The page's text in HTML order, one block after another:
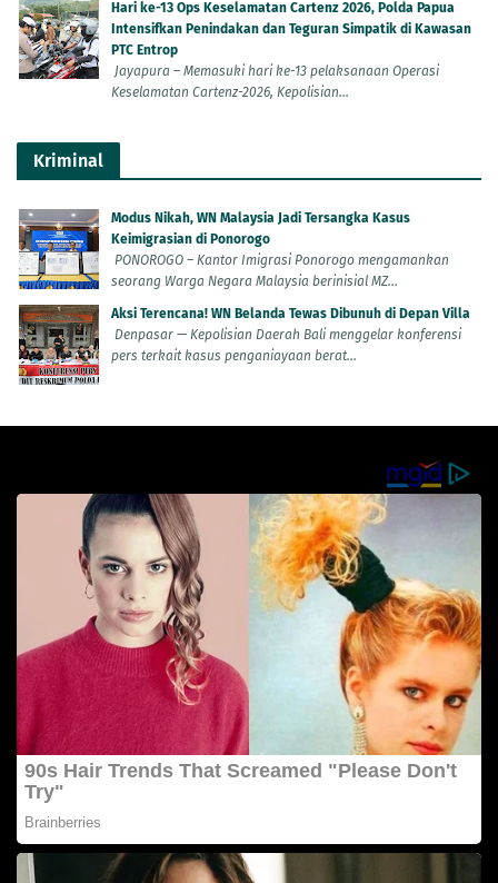
Hari ke-13 Ops Keselamatan Cartenz 2026, Polda Papua
Intensifkan Penindakan dan Teguran Simpatik di Kawasan
PTC Entrop
Jayapura – Memasuki hari ke-13 pelaksanaan Operasi
Keselamatan Cartenz-2026, Kepolisian...
Kriminal
Modus Nikah, WN Malaysia Jadi Tersangka Kasus
Keimigrasian di Ponorogo
PONOROGO – Kantor Imigrasi Ponorogo mengamankan
seorang Warga Negara Malaysia berinisial MZ...
Aksi Terencana! WN Belanda Tewas Dibunuh di Depan Villa
Denpasar — Kepolisian Daerah Bali menggelar konferensi
pers terkait kasus penganiayaan berat...